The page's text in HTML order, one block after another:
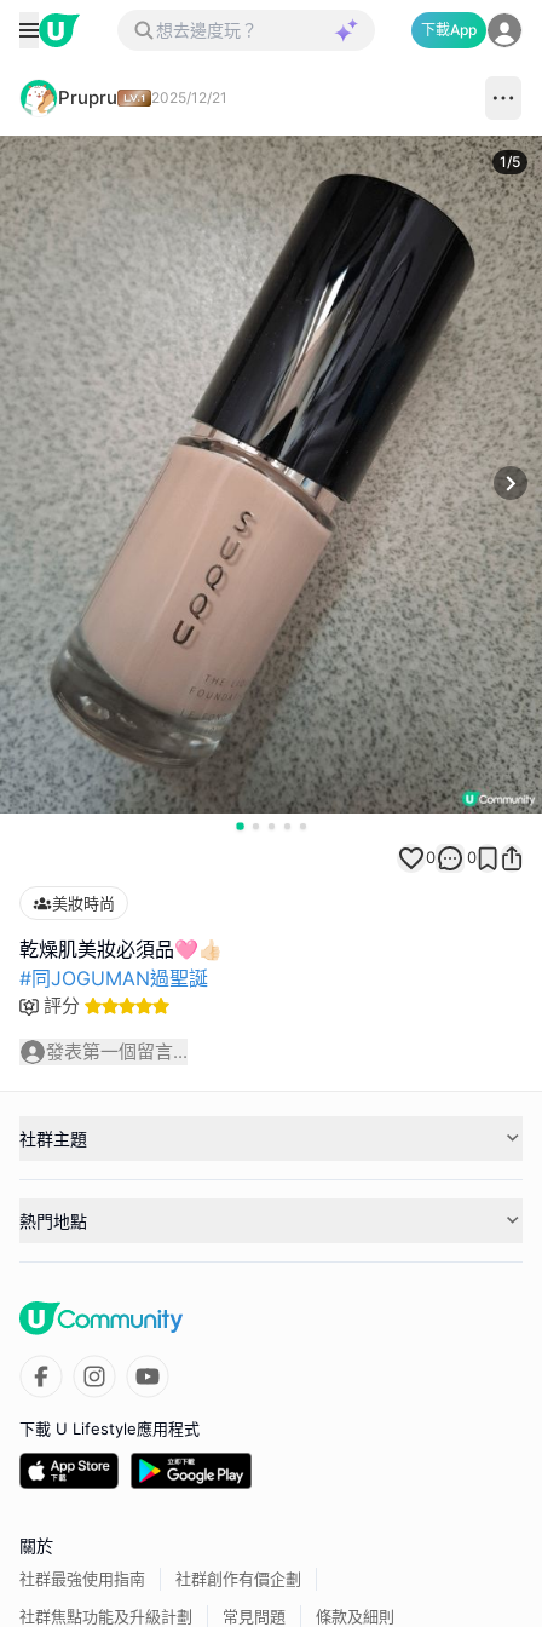
下載App
Prupru 2025/12/21
1/5
0 0
美妝時尚
#同JOGUMAN過聖誕
評分
發表第一個留言...
社群主題
熱門地點
下載 U Lifestyle應用程式
關於
社群最強使用指南
社群創作有價企劃
社群焦點功能及升級計劃
常見問題 條款及細則